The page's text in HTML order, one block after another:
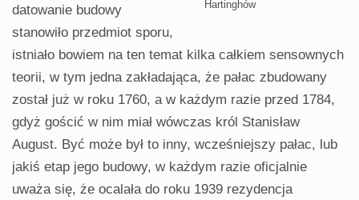
Hartinghów
datowanie budowy
stanowiło przedmiot sporu,
istniało bowiem na ten temat kilka całkiem sensownych
teorii, w tym jedna zakładająca, że pałac zbudowany
został już w roku 1760, a w każdym razie przed 1784,
gdyż gościć w nim miał wówczas król Stanisław
August. Być może był to inny, wcześniejszy pałac, lub
jakiś etap jego budowy, w każdym razie oficjalnie
uważa się, że ocalała do roku 1939 rezydencja